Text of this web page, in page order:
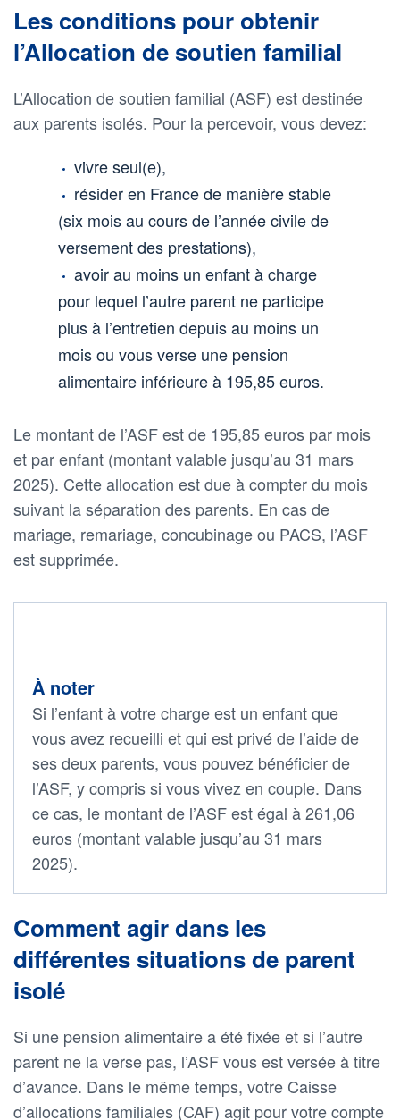
Les conditions pour obtenir
l’Allocation de soutien familial
L’Allocation de soutien familial (ASF) est destinée
aux parents isolés. Pour la percevoir, vous devez:
vivre seul(e),
résider en France de manière stable
(six mois au cours de l’année civile de
versement des prestations),
avoir au moins un enfant à charge
pour lequel l’autre parent ne participe
plus à l’entretien depuis au moins un
mois ou vous verse une pension
alimentaire inférieure à 195,85 euros.
Le montant de l’ASF est de 195,85 euros par mois
et par enfant (montant valable jusqu’au 31 mars
2025). Cette allocation est due à compter du mois
suivant la séparation des parents. En cas de
mariage, remariage, concubinage ou PACS, l’ASF
est supprimée.
À noter
Si l’enfant à votre charge est un enfant que
vous avez recueilli et qui est privé de l’aide de
ses deux parents, vous pouvez bénéficier de
l’ASF, y compris si vous vivez en couple. Dans
ce cas, le montant de l’ASF est égal à 261,06
euros (montant valable jusqu’au 31 mars
2025).
Comment agir dans les
différentes situations de parent
isolé
Si une pension alimentaire a été fixée et si l’autre
parent ne la verse pas, l’ASF vous est versée à titre
d’avance. Dans le même temps, votre Caisse
d’allocations familiales (CAF) agit pour votre compte